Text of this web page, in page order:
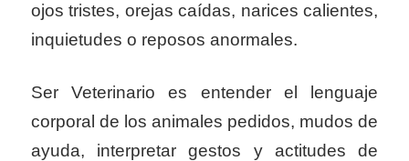
ojos tristes, orejas caídas, narices calientes,
inquietudes o reposos anormales.
Ser Veterinario es entender el lenguaje
corporal de los animales pedidos, mudos de
ayuda, interpretar gestos y actitudes de